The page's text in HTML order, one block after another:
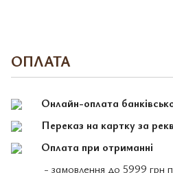
ОПЛАТА
Онлайн-оплата
Переказ на картку за
Оплата при отриманні
- замовлення до 5999 грн